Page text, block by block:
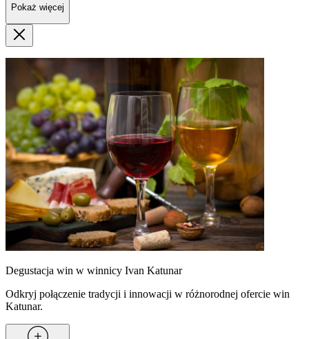
Pokaż więcej
Degustacja win w winnicy Ivan Katunar
Odkryj połączenie tradycji i innowacji w różnorodnej ofercie win
Katunar.